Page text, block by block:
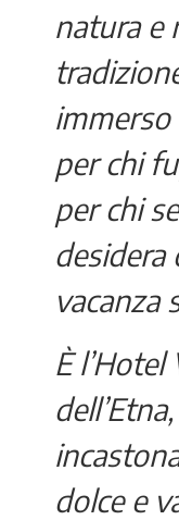
natura e
immerso
per chi
per chi
desidera
vacanza
È
dolce e